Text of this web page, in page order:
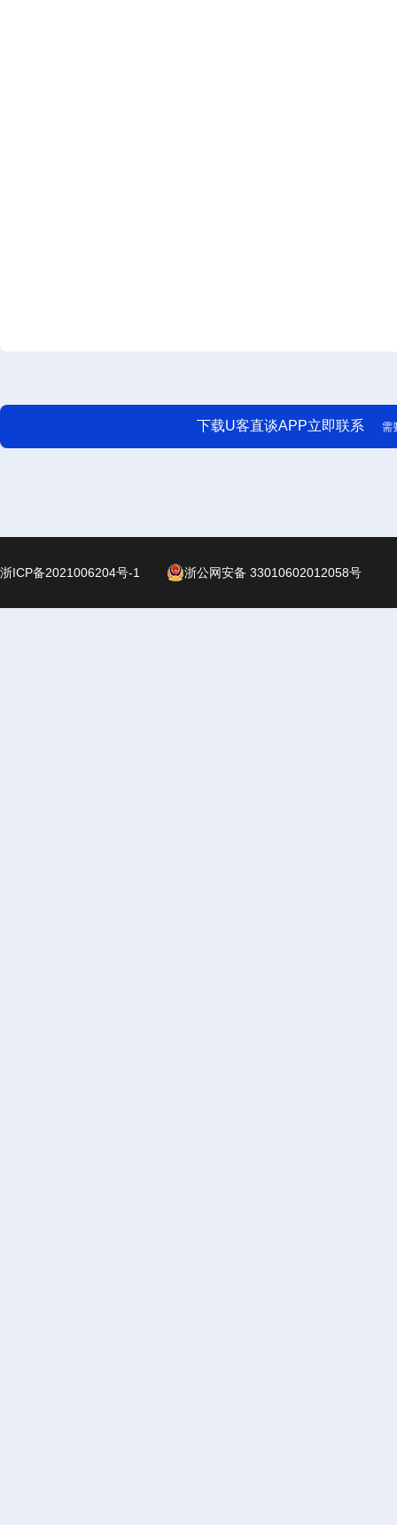
下载U客直谈APP立即联系 需
浙ICP备2021006204号-1 浙公网安备 33010602012058号